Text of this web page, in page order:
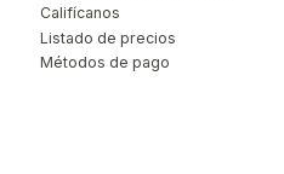
Califícanos
Listado de precios
Métodos de pago